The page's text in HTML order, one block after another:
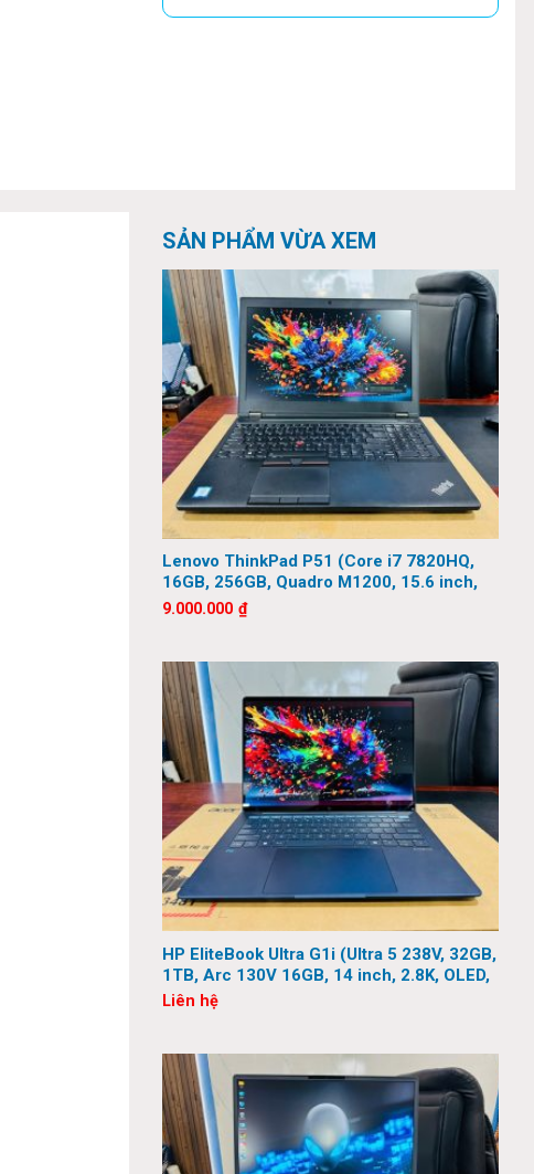
SẢN PHẨM VỪA XEM
Lenovo ThinkPad P51 (Core i7 7820HQ,
16GB, 256GB, Quadro M1200, 15.6 inch,
FHD)
9.000.000 ₫
HP EliteBook Ultra G1i (Ultra 5 238V, 32GB,
1TB, Arc 130V 16GB, 14 inch, 2.8K, OLED,
Touch)
Liên hệ